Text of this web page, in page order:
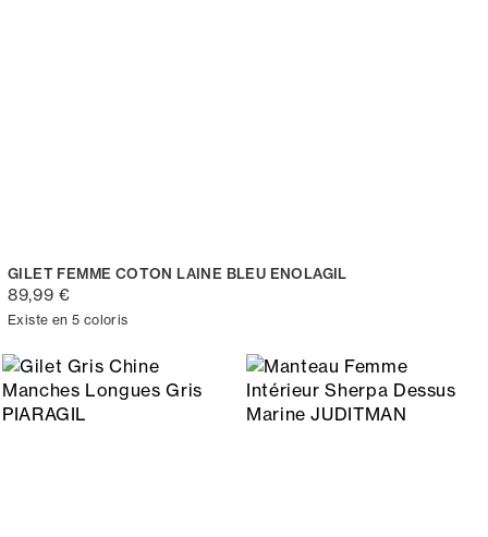
GILET FEMME COTON LAINE BLEU ENOLAGIL
89,99 €
Existe en 5 coloris